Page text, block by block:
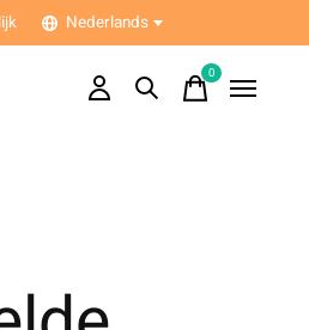
Nederlands
0items